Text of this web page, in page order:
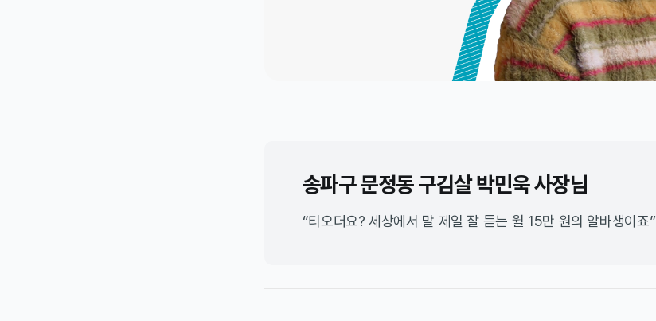
송파구 문정동 구김살 박민욱 사장님
“티오더요? 세상에서 말 제일 잘 듣는 월 15만 원의 알바생이죠”